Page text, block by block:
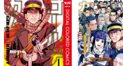
その前後の事情がきちんと想像できる
加えて、闘争と闘争の合間にはアシ
などの料理という、このシリーズの
れていて、読者は本当に気を抜くこ
アイヌの様子も、肩ひじを張らず楽